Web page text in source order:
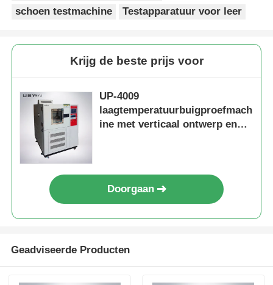
schoen testmachine
Testapparatuur voor leer
Krijg de beste prijs voor
UP-4009
laagtemperatuurbuigproefmach
ine met verticaal ontwerp en
Doorgaan
Geadviseerde Producten